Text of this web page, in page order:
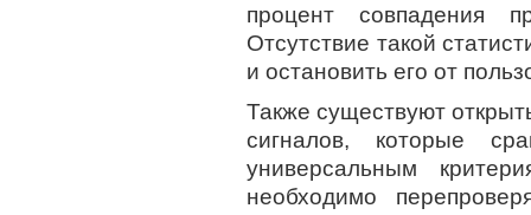
процент совпадения
Отсутствие такой
и остановить его от
Также существуют
сигналов, которые
универсальным
необходимо